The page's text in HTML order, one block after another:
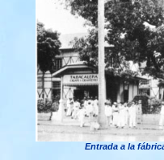
Entrada a la